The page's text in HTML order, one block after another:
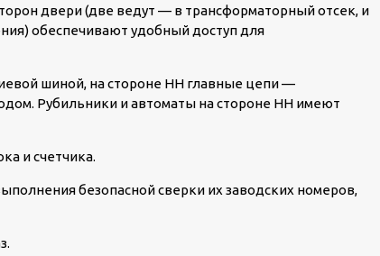
двери (две ведут — в трансформаторный отсек, и
обеспечивают удобный доступ для
шиной, на стороне НН главные цепи —
Рубильники и автоматы на стороне НН имеют
и счетчика.
безопасной сверки их заводских номеров,